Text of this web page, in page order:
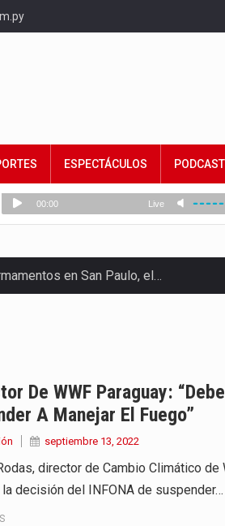
ESPECTÁCULOS PODCAST
en San Paulo, el…
(MEC) ha confirmado la…
que reside en…
en el aeropuerto…
tensión durante la
que realizó este jueves…
De WWF Paraguay:
A Manejar El Fuego”
septiembre 13, 2022
director de Cambio Climático de
decisión del INFONA de suspender…